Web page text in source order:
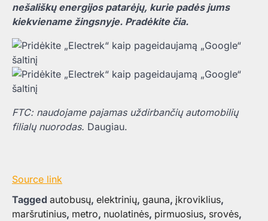
nešališkų energijos patarėjų, kurie padės jums
kiekviename žingsnyje. Pradėkite čia.
FTC: naudojame pajamas uždirbančių automobilių
filialų nuorodas. Daugiau.
Source link
Tagged autobusų, elektrinių, gauna, įkroviklius,
maršrutinius, metro, nuolatinės, pirmuosius, srovės,